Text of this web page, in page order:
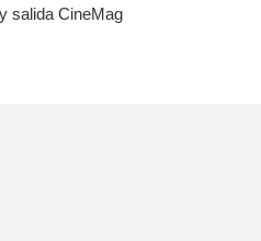
salida CineMag